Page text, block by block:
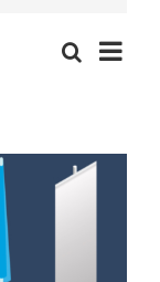
Søk
Views
Liste